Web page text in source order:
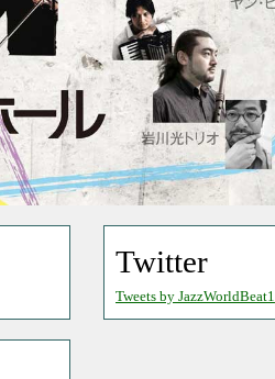
Twitter
Tweets by JazzWorldBeat1